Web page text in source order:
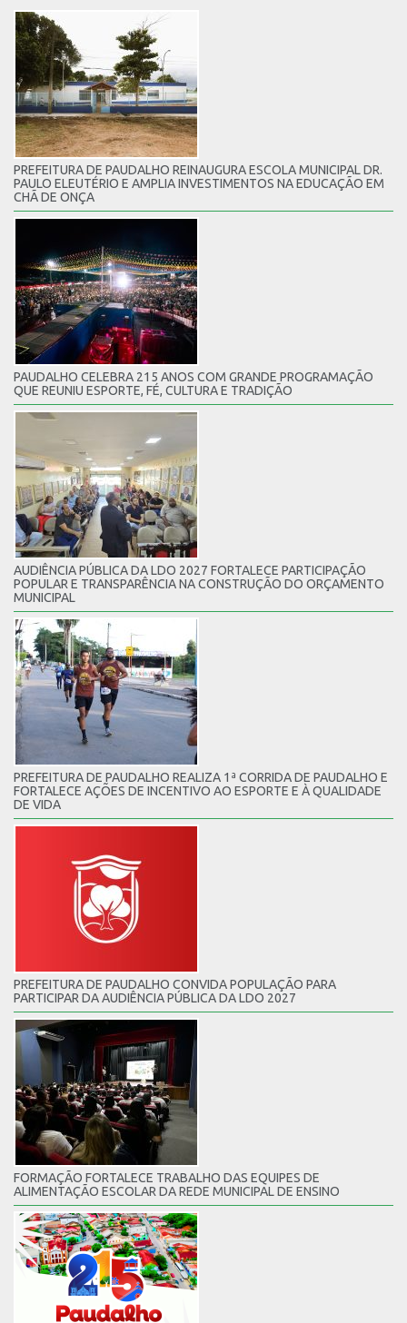
PREFEITURA DE PAUDALHO REINAUGURA ESCOLA MUNICIPAL DR.
PAULO ELEUTÉRIO E AMPLIA INVESTIMENTOS NA EDUCAÇÃO EM
CHÃ DE ONÇA
PAUDALHO CELEBRA 215 ANOS COM GRANDE PROGRAMAÇÃO
QUE REUNIU ESPORTE, FÉ, CULTURA E TRADIÇÃO
AUDIÊNCIA PÚBLICA DA LDO 2027 FORTALECE PARTICIPAÇÃO
POPULAR E TRANSPARÊNCIA NA CONSTRUÇÃO DO ORÇAMENTO
MUNICIPAL
PREFEITURA DE PAUDALHO REALIZA 1ª CORRIDA DE PAUDALHO E
FORTALECE AÇÕES DE INCENTIVO AO ESPORTE E À QUALIDADE
DE VIDA
PREFEITURA DE PAUDALHO CONVIDA POPULAÇÃO PARA
PARTICIPAR DA AUDIÊNCIA PÚBLICA DA LDO 2027
FORMAÇÃO FORTALECE TRABALHO DAS EQUIPES DE
ALIMENTAÇÃO ESCOLAR DA REDE MUNICIPAL DE ENSINO